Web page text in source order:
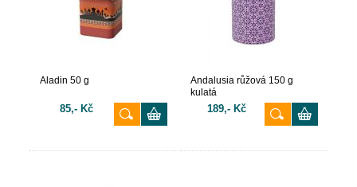
Aladin 50 g
85,- Kč
Andalusia růžová 150 g
kulatá
189,- Kč